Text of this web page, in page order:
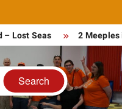
Lost Seas 2 Meeples